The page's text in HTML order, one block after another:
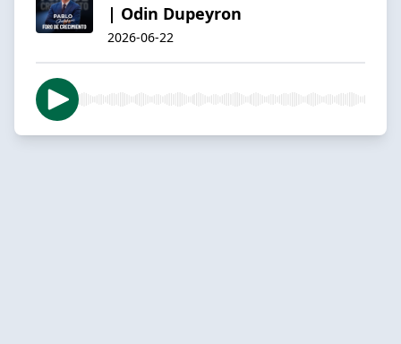
| Odin Dupeyron
2026-06-22